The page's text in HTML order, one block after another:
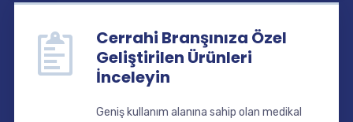
Cerrahi Branşınıza Özel
Geliştirilen Ürünleri
İnceleyin
Geniş kullanım alanına sahip olan medikal